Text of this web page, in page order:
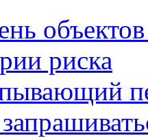
риска